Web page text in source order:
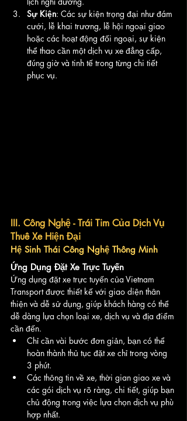
Sự Kiện: Các sự kiện trọng đại như đám
cưới, lễ khai trương, lễ hội ngoại giao
hoặc các hoạt động đối ngoại, sự kiện
thể thao cần một dịch vụ xe đẳng cấp,
đúng giờ và tinh tế trong từng chi tiết
phục vụ.
III. Công Nghệ - Trái Tim Của Dịch Vụ
Thuê Xe Hiện Đại
Hệ Sinh Thái Công Nghệ Thông Minh
Ứng Dụng Đặt Xe Trực Tuyến
Ứng dụng đặt xe trực tuyến của Vietnam
Transport được thiết kế với giao diện thân
thiện và dễ sử dụng, giúp khách hàng có thể
dễ dàng lựa chọn loại xe, dịch vụ và địa điểm
cần đến.
Chỉ cần vài bước đơn giản, bạn có thể
hoàn thành thủ tục đặt xe chỉ trong vòng
3 phút.
Các thông tin về xe, thời gian giao xe và
các gói dịch vụ rõ ràng, chi tiết, giúp bạn
chủ động trong việc lựa chọn dịch vụ phù
hợp nhất.